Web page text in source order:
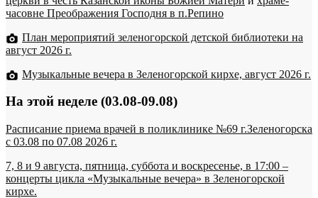
часовне Преображения Господня в п.Репино
План мероприятий зеленогорской детской библиотеки на
август 2026 г.
Музыкальные вечера в Зеленогорской кирхе, август 2026 г.
На этой неделе (03.08-09.08)
Расписание приема врачей в поликлинике №69 г.Зеленогорска
c 03.08 по 07.08 2026 г.
7, 8 и 9 августа, пятница, суббота и воскресенье, в 17:00 –
концерты цикла «Музыкальные вечера» в Зеленогорской
кирхе.